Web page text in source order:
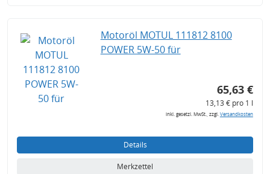
Motoröl MOTUL 111812 8100
POWER 5W-50 für
65,63 €
13,13 € pro 1 l
inkl. gesetzl. MwSt., zzgl.Versandkosten
Details
Merkzettel